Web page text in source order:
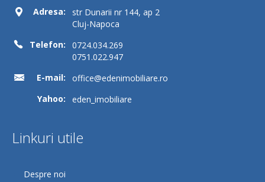
Adresa:
str Dunarii nr 144, ap 2
Cluj-Napoca
Telefon:
0724.034.269
0751.022.947
E-mail:
office@edenimobiliare.ro
Yahoo:
eden_imobiliare
Linkuri utile
Despre noi